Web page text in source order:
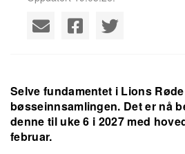
Selve fundamentet i Lions
bøsseinnsamlingen. Det er nå
denne til uke 6 i 2027 med
februar.